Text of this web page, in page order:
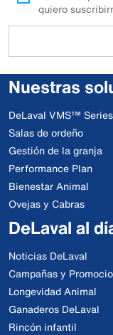
quiero
Nuestras
DeLaval VMS™ Series
Salas de ordeño
Gestión de la granja
Performance Plan
Bienestar Animal
Ovejas y Cabras
DeLaval al
Noticias DeLaval
Campañas y
Longevidad Animal
Ganaderos DeLaval
Rincón infantil